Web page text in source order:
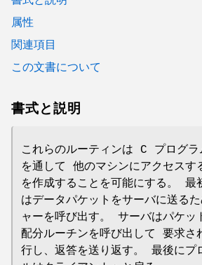
属性
関連項目
この文書について
書式と説明
これらのルーティンは C プログラ
を通して 他のマシンにアクセスす
を作成することを可能にする。 最
はデータパケットをサーバに送る
ャーを呼び出す。 サーバはパケッ
配分ルーチンを呼び出して 要求さ
行し、返答を送り返す。 最後にプ